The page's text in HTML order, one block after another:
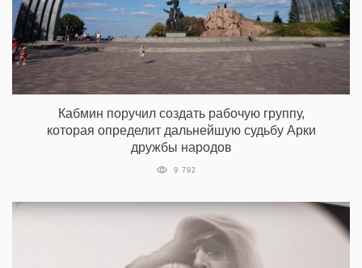
Кабмин поручил создать рабочую группу,
которая определит дальнейшую судьбу Арки
дружбы народов
9 792